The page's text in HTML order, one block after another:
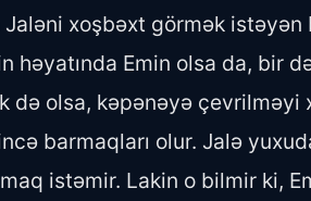
Jaləni xoşbəxt görmək
həyatında Emin olsa da, bir
də olsa, kəpənəyə
incə barmaqları olur. Jalə
istəmir. Lakin o bilmir ki,